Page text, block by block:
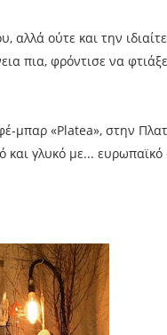
αλλά ούτε και την
πια, φρόντισε να
μπαρ «Platea», στην
και γλυκό με...